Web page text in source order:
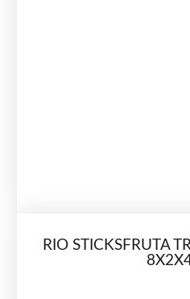
RIO STICKSFRUTA